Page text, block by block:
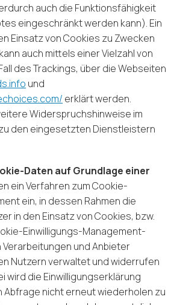
auch die Funktionsfähigkeit
eingeschränkt werden kann). Ein
Einsatz von Cookies zu Zwecken
auch mittels einer Vielzahl von
des Trackings, über die Webseiten
und
erklärt werden.
Widerspruchshinweise im
den eingesetzten Dienstleistern
Daten auf Grundlage einer
ein Verfahren zum Cookie-
ein, in dessen Rahmen die
in den Einsatz von Cookies, bzw.
Einwilligungs-Management-
und Anbieter
Nutzern verwaltet und widerrufen
wird die Einwilligungserklärung
nicht erneut wiederholen zu